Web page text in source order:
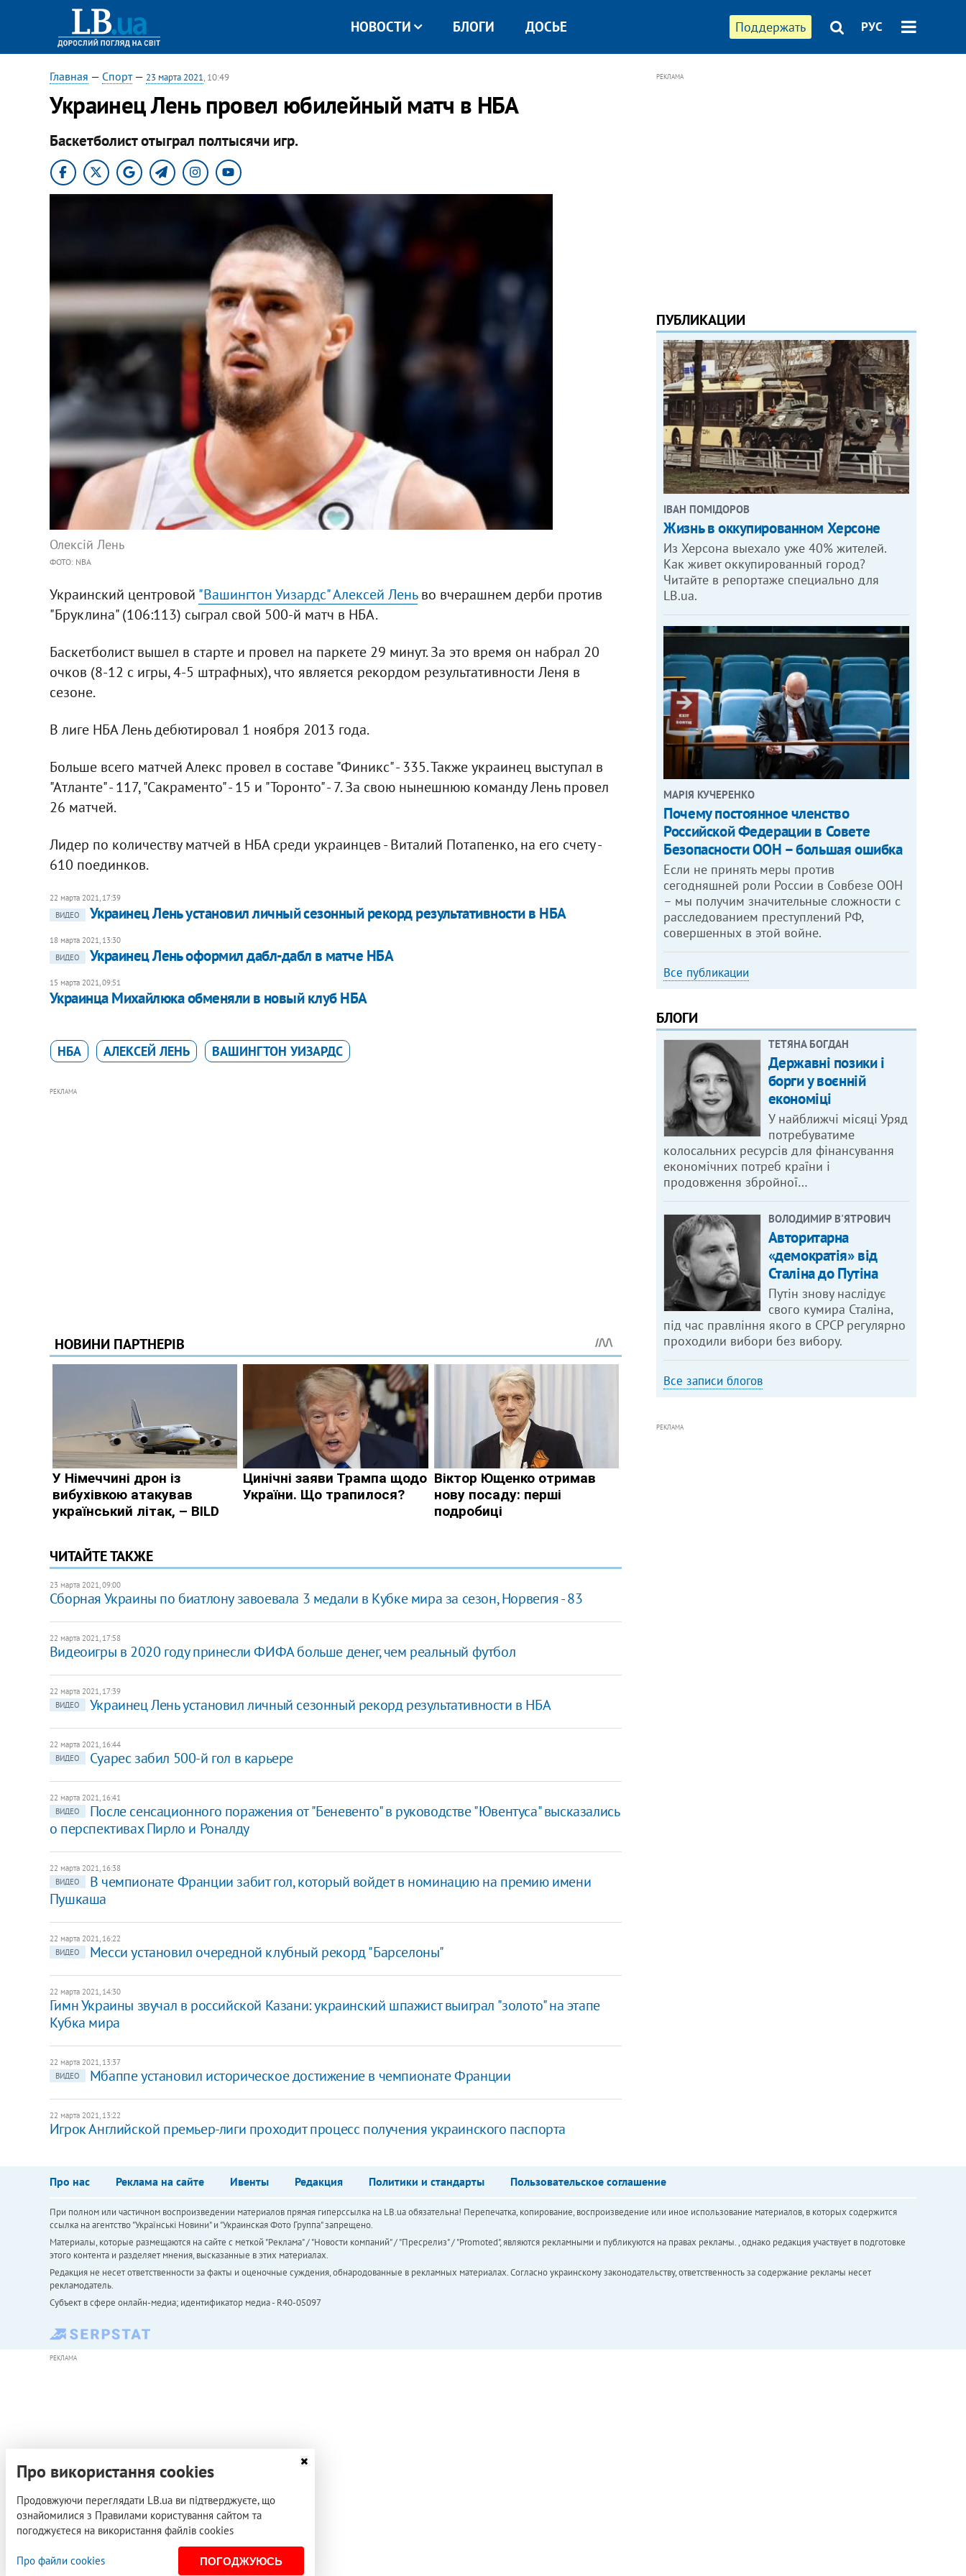
Поддержать РУС
НОВОСТИ БЛОГИ ДОСЬЕ
Главная — Спорт— 23 марта 2021, 10:49
Украинец Лень провел юбилейный матч в НБА
Баскетболист отыграл полтысячи игр.
Олексій Лень
ФОТО: NBA
Украинский центровой "Вашингтон Уизардс" Алексей Леньво вчерашнем дерби против
"Бруклина" (106:113) сыграл свой 500-й матч в НБА.
Баскетболист вышел в старте и провел на паркете 29 минут. За это время он набрал 20
очков (8-12 с игры, 4-5 штрафных), что является рекордом результативности Леня в
сезоне.
В лиге НБА Лень дебютировал 1 ноября 2013 года.
Больше всего матчей Алекс провел в составе "Финикс" - 335. Также украинец выступал в
"Атланте" - 117, "Сакраменто" - 15 и "Торонто" - 7. За свою нынешнюю команду Лень провел
26 матчей.
Лидер по количеству матчей в НБА среди украинцев - Виталий Потапенко, на его счету -
610 поединков.
22 марта 2021, 17:39
ВИДЕО
Украинец Лень установил личный сезонный рекорд результативности в НБА
18 марта 2021, 13:30
ВИДЕО
Украинец Лень оформил дабл-дабл в матче НБА
15 марта 2021, 09:51
Украинца Михайлюка обменяли в новый клуб НБА
НБА АЛЕКСЕЙ ЛЕНЬ ВАШИНГТОН УИЗАРДС
РЕКЛАМА
ЧИТАЙТЕ ТАКЖЕ
23 марта 2021, 09:00
Сборная Украины по биатлону завоевала 3 медали в Кубке мира за сезон, Норвегия - 83
22 марта 2021, 17:58
Видеоигры в 2020 году принесли ФИФА больше денег, чем реальный футбол
22 марта 2021, 17:39
ВИДЕО
Украинец Лень установил личный сезонный рекорд результативности в НБА
22 марта 2021, 16:44
ВИДЕО
Суарес забил 500-й гол в карьере
22 марта 2021, 16:41
ВИДЕО
После сенсационного поражения от "Беневенто" в руководстве "Ювентуса" высказались
о перспективах Пирло и Роналду
22 марта 2021, 16:38
ВИДЕО
В чемпионате Франции забит гол, который войдет в номинацию на премию имени
Пушкаша
22 марта 2021, 16:22
ВИДЕО
Месси установил очередной клубный рекорд "Барселоны"
22 марта 2021, 14:30
Гимн Украины звучал в российской Казани: украинский шпажист выиграл "золото" на этапе
Кубка мира
22 марта 2021, 13:37
ВИДЕО
Мбаппе установил историческое достижение в чемпионате Франции
22 марта 2021, 13:22
Игрок Английской премьер-лиги проходит процесс получения украинского паспорта
РЕКЛАМА
ПУБЛИКАЦИИ
ІВАН ПОМІДОРОВ
Жизнь в оккупированном Херсоне
Из Херсона выехало уже 40% жителей.
Как живет оккупированный город?
Читайте в репортаже специально для
LB.ua.
МАРІЯ КУЧЕРЕНКО
​Почему постоянное членство
Российской Федерации в Совете
Безопасности ООН – большая ошибка
Если не принять меры против
сегодняшней роли России в Совбезе ООН
– мы получим значительные сложности с
расследованием преступлений РФ,
совершенных в этой войне.
Все публикации
БЛОГИ
ТЕТЯНА БОГДАН
Державні позики і
борги у воєнній
економіці
У найближчі місяці Уряд
потребуватиме
колосальних ресурсів для фінансування
економічних потреб країни і
продовження збройної…
ВОЛОДИМИР В'ЯТРОВИЧ
Авторитарна
«демократія» від
Сталіна до Путіна
Путін знову наслідує
свого кумира Сталіна,
під час правління якого в СРСР регулярно
проходили вибори без вибору.
Все записи блогов
РЕКЛАМА
Про нас Реклама на сайте Ивенты Редакция Политики и стандарты Пользовательское соглашение
При полном или частичном воспроизведении материалов прямая гиперссылка на LB.ua обязательна! Перепечатка, копирование, воспроизведение или иное использование материалов, в которых содержится
ссылка на агентство "Українськi Новини" и "Украинская Фото Группа" запрещено.
Материалы, которые размещаются на сайте с меткой "Реклама" / "Новости компаний" / "Пресрелиз" / "Promoted", являются рекламными и публикуются на правах рекламы. , однако редакция участвует в подготовке
этого контента и разделяет мнения, высказанные в этих материалах.
Редакция не несет ответственности за факты и оценочные суждения, обнародованные в рекламных материалах. Согласно украинскому законодательству, ответственность за содержание рекламы несет
рекламодатель.
Субъект в сфере онлайн-медиа; идентификатор медиа - R40-05097
РЕКЛАМА
Про використання cookies
Продовжуючи переглядати LB.ua ви підтверджуєте, що
ознайомилися з Правилами користування сайтом та
погоджуєтеся на використання файлів cookies
Про файли cookies ПОГОДЖУЮСЬ